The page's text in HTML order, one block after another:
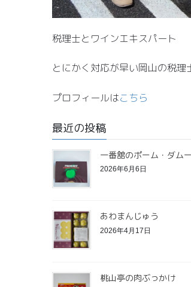
税理士とワインエキスパート
とにかく対応が早い岡山の税理
プロフィールはこちら
最近の投稿
一番舘のポーム・ダム
2026年6月6日
あわまんじゅう
2026年4月17日
桃山亭の肉ぶっかけ